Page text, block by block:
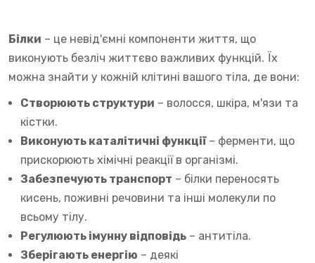
Білки – це невід'ємні компоненти життя, що
виконують безліч життєво важливих функцій. Їх
можна знайти у кожній клітині вашого тіла, де вони:
Створюють структури – волосся, шкіра, м'язи та
кістки.
Виконують каталітичні функції– ферменти, що
прискорюють хімічні реакції в організмі.
Забезпечують транспорт – білки переносять
кисень, поживні речовини та інші молекули по
всьому тілу.
Регулюють імунну відповідь – антитіла.
Зберігають енергію – деякі